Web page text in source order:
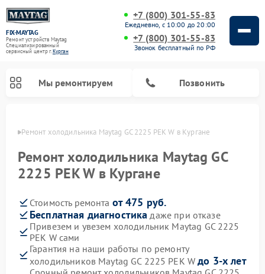
FIX-MAYTAG
Ремонт устройств Maytag
Специализированный
cервисный центр г.Курган
+7 (800) 301-55-83
Ежедневно, с 10:00 до 20:00
+7 (800) 301-55-83
Звонок бесплатный по РФ
Мы ремонтируем Позвонить
Ремонт холодильника Maytag GC 2225 PEK W в Кургане
Ремонт холодильника Maytag GC
2225 PEK W в Кургане
Стоимость ремонта от 475 руб.
Бесплатная диагностика даже при отказе
Привезем и увезем холодильник Maytag GC 2225
PEK W сами
Гарантия на наши работы по ремонту
холодильников Maytag GC 2225 PEK Wдо 3-х лет